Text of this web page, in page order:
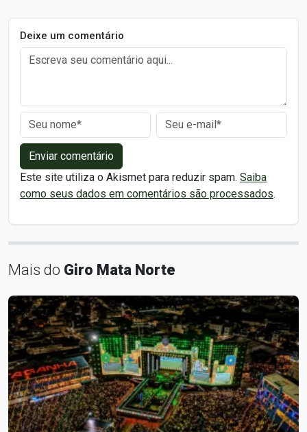
Deixe um comentário
Enviar comentário
Este site utiliza o Akismet para reduzir spam. Saiba
como seus dados em comentários são processados.
Mais do Giro Mata Norte